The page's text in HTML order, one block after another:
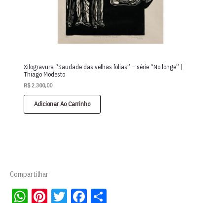
Xilogravura “Saudade das velhas folias” – série “No longe” |
Thiago Modesto
R$2.300,00
Adicionar Ao Carrinho
Compartilhar
W Pi T Fa